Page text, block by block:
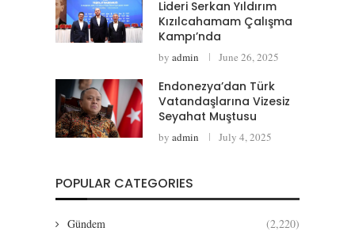
Lideri Serkan Yıldırım
Kızılcahamam Çalışma
Kampı’nda
by admin June 26, 2025
Endonezya’dan Türk
Vatandaşlarına Vizesiz
Seyahat Muştusu
by admin July 4, 2025
POPULAR CATEGORIES
Gündem
(2,220)